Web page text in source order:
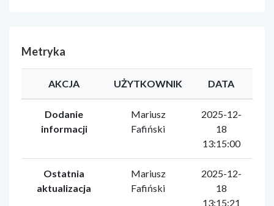
Metryka
AKCJA UŻYTKOWNIK DATA
Dodanie
informacji
Mariusz
Fafiński
2025-12-
18
13:15:00
Ostatnia
aktualizacja
Mariusz
Fafiński
2025-12-
18
13:15:21